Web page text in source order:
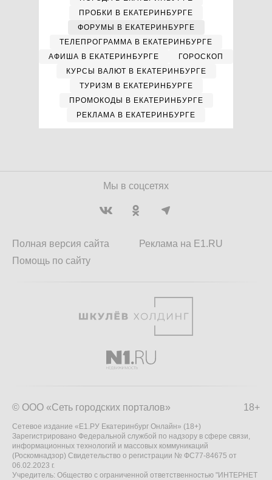
ПРОБКИ В ЕКАТЕРИНБУРГЕ
ФОРУМЫ В ЕКАТЕРИНБУРГЕ
ТЕЛЕПРОГРАММА В ЕКАТЕРИНБУРГЕ
АФИША В ЕКАТЕРИНБУРГЕ
ГОРОСКОП
КУРСЫ ВАЛЮТ В ЕКАТЕРИНБУРГЕ
ТУРИЗМ В ЕКАТЕРИНБУРГЕ
ПРОМОКОДЫ В ЕКАТЕРИНБУРГЕ
РЕКЛАМА В ЕКАТЕРИНБУРГЕ
Мы в соцсетях
Полная версия сайта
Помощь по сайту
Реклама на E1.RU
18+
© ООО «Сеть городских порталов»
Сетевое издание «Е1.РУ Екатеринбург Онлайн» (18+)
Зарегистрировано Федеральной службой по надзору в сфере связи,
информационных технологий и массовых коммуникаций
(Роскомнадзор) Свидетельство о регистрации № ФС77-84675 от
06.02.2023 г.
Учредитель: Общество с ограниченной ответственностью "ИНТЕРНЕТ